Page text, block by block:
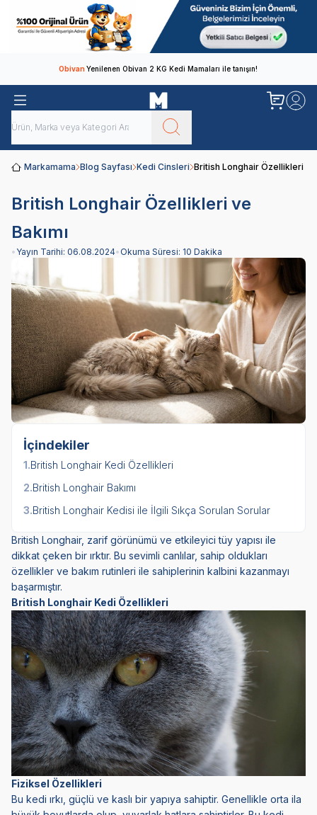
ObivanYenilenen Obivan 2 KG Kedi Mamaları ile tanışın!
Markamama Blog Sayfası Kedi Cinsleri British Longhair Özellikleri ve
British Longhair Özellikleri ve
Bakımı
• Yayın Tarihi: 06.08.2024•Okuma Süresi: 10 Dakika
İçindekiler
1.British Longhair Kedi Özellikleri
2.British Longhair Bakımı
3.British Longhair Kedisi ile İlgili Sıkça Sorulan Sorular
British Longhair, zarif görünümü ve etkileyici tüy yapısı ile
dikkat çeken bir ırktır. Bu sevimli canlılar, sahip oldukları
özellikler ve bakım rutinleri ile sahiplerinin kalbini kazanmayı
başarmıştır.
British Longhair Kedi Özellikleri
Fiziksel Özellikleri
Bu kedi ırkı, güçlü ve kaslı bir yapıya sahiptir. Genellikle orta ila